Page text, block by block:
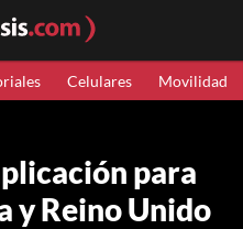
Celulares Movilidad
para
y Reino Unido